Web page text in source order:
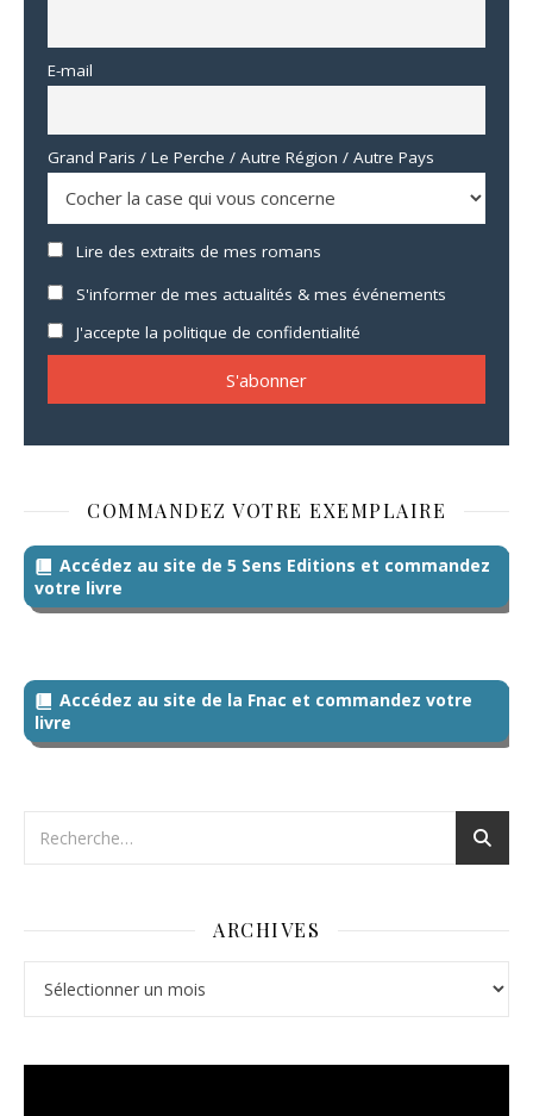
E-mail
Grand Paris / Le Perche / Autre Région / Autre Pays
Lire des extraits de mes romans
S'informer de mes actualités & mes événements
J'accepte la politique de confidentialité
COMMANDEZ VOTRE EXEMPLAIRE
Accédez au site de 5 Sens Editions et commandez
votre livre
Accédez au site de la Fnac et commandez votre
livre
ARCHIVES